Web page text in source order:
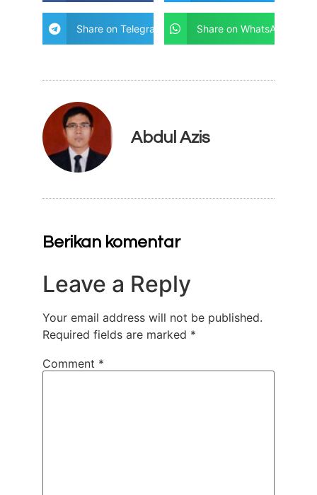
Share on Telegram Share on WhatsApp
Abdul Azis
Berikan komentar
Leave a Reply
Your email address will not be published.
Required fields are marked *
Comment *